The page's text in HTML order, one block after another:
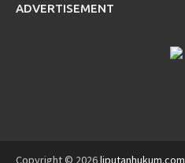
ADVERTISEMENT
Copyright © 2026liputanhukum.com